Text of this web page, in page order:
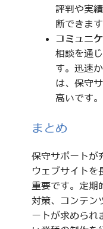
評判や実
断できます
コミュニ
相談を通
す。迅速
は、保守
高いです。
まとめ
保守サポートが
ウェブサイトを
重要です。定期
対策、コンテン
ートが求められ